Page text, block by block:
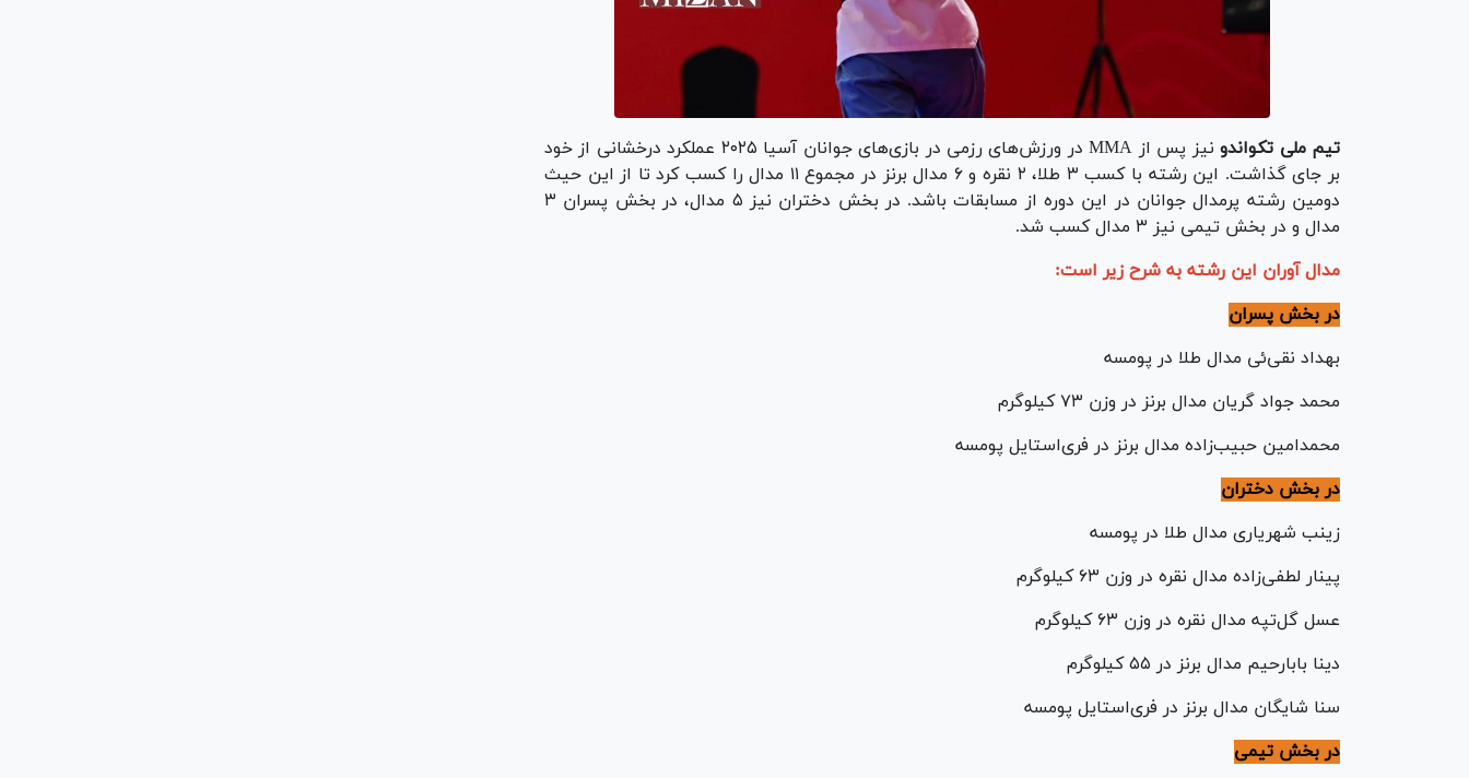
تیم ملی تکواندو
نیز پس از MMA در ورزش‌های رزمی در بازی‌های جوانان آسیا ۲۰۲۵ عملکرد درخشانی از خود
بر جای گذاشت. این رشته با کسب ۳ طلا، ۲ نقره و ۶ مدال برنز در مجموع ۱۱ مدال را کسب کرد تا از این حیث
دومین رشته پرمدال جوانان در این دوره از مسابقات باشد. در بخش دختران نیز ۵ مدال، در بخش پسران ۳
مدال و در بخش تیمی نیز ۳ مدال کسب شد.
مدال آوران این رشته به شرح زیر است:
در بخش پسران
بهداد نقی‌ئی مدال طلا در پومسه
محمد جواد گریان مدال برنز در وزن ۷۳ کیلوگرم
محمدامین حبیب‌زاده مدال برنز در فری‌استایل پومسه
در بخش دختران
زینب شهریاری مدال طلا در پومسه
پینار لطفی‌زاده مدال نقره در وزن ۶۳ کیلوگرم
عسل گل‌تپه مدال نقره در وزن ۶۳ کیلوگرم
دینا بابارحیم مدال برنز در ۵۵ کیلوگرم
سنا شایگان مدال برنز در فری‌استایل پومسه
در بخش تیمی